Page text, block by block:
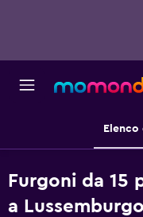
Furgoni da 15
a